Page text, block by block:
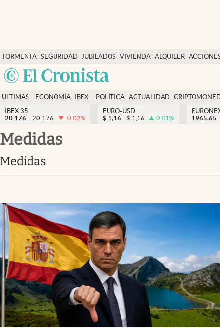
TORMENTA SEGURIDAD
SOCIAL
JUBILADOS VIVIENDA ALQUILER
USA
Economía y finanzas
Política
Actualidad
Criptomonedas
España
ULTIMAS
NOTICIAS
ECONOMÍA
FINANZAS
IBEX
EURO
POLÍTICA ACTUALIDAD
IBEX 35
20.176
20.176 -0.02%
EURO-USD
$ 1,16 $ 1,16 0.01%
1965,65
medidas
medidas